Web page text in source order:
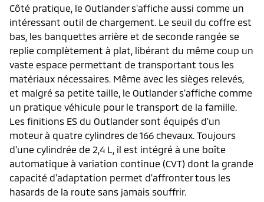
Côté pratique, le Outlander s'affiche aussi comme un
intéressant outil de chargement. Le seuil du coffre est
bas, les banquettes arrière et de seconde rangée se
replie complètement à plat, libérant du même coup un
vaste espace permettant de transportant tous les
matériaux nécessaires. Même avec les sièges relevés,
et malgré sa petite taille, le Outlander s'affiche comme
un pratique véhicule pour le transport de la famille.
Les finitions ES du Outlander sont équipés d'un
moteur à quatre cylindres de 166 chevaux. Toujours
d'une cylindrée de 2,4 L, il est intégré à une boîte
automatique à variation continue (CVT) dont la grande
capacité d'adaptation permet d'affronter tous les
hasards de la route sans jamais souffrir.